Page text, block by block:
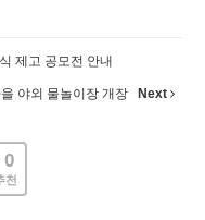
제고 공모전 안내
야외 물놀이장 개장 Next
0
천